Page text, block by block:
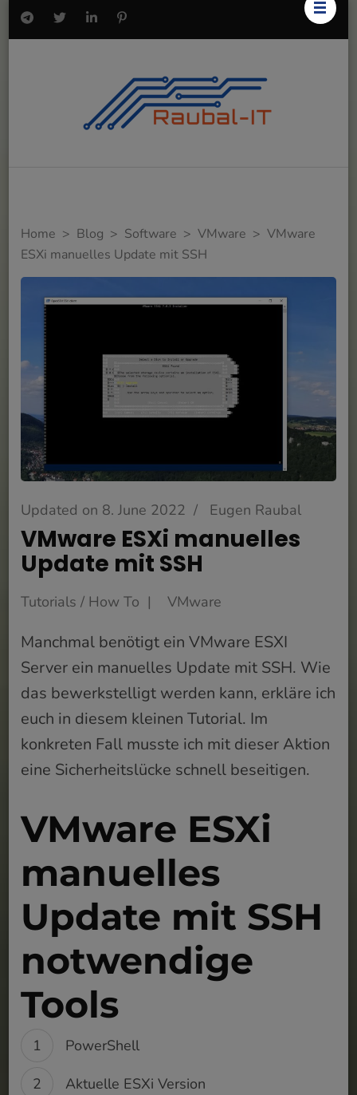
Home > Blog > Software > VMware > VMware
ESXi manuelles Update mit SSH
Updated on 8. June 2022 / Eugen Raubal
VMware ESXi manuelles
Update mit SSH
Tutorials / How To VMware
Manchmal benötigt ein VMware ESXI
Server ein manuelles Update mit SSH. Wie
das bewerkstelligt werden kann, erkläre ich
euch in diesem kleinen Tutorial. Im
konkreten Fall musste ich mit dieser Aktion
eine Sicherheitslücke schnell beseitigen.
VMware ESXi
manuelles
Update mit SSH
notwendige
Tools
PowerShell
Aktuelle ESXi Version